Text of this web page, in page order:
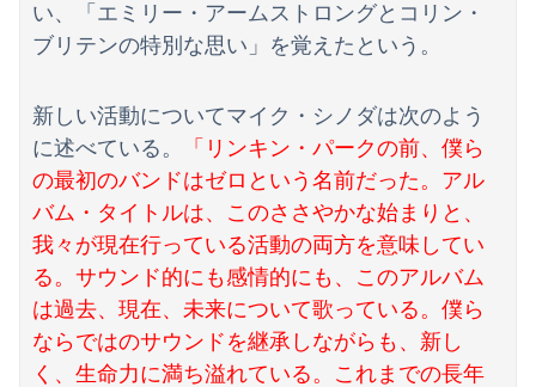
Powered by livedoor 相互RSS
い、「エミリー・アームストロングとコリン・
ブリテンの特別な思い」を覚えたという。
新しい活動についてマイク・シノダは次のよう
に述べている。
「リンキン・パークの前、僕ら
の最初のバンドはゼロという名前だった。アル
バム・タイトルは、このささやかな始まりと、
我々が現在行っている活動の両方を意味してい
る。サウンド的にも感情的にも、このアルバム
は過去、現在、未来について歌っている。僕ら
ならではのサウンドを継承しながらも、新し
く、生命力に満ち溢れている。これまでの長年